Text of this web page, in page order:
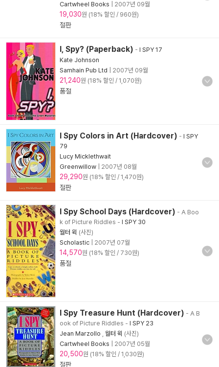
Cartwheel Books
2007년 09월
19,030원 (18% 할인 / 960원)
절판
I, Spy? (Paperback) - I SPY 17
Kate Johnson
Samhain Pub Ltd
2007년 09월
21,240원 (18% 할인 / 1,070원)
품절
I Spy Colors in Art (Hardcover) - I SPY
79
Lucy Micklethwait
Greenwillow
2007년 08월
29,290원 (18% 할인 / 1,470원)
절판
I Spy School Days (Hardcover) - A Boo
k of Picture Riddles - I SPY 30
월터 윅 (사진)
Scholastic
2007년 07월
14,570원 (18% 할인 / 730원)
품절
I Spy Treasure Hunt (Hardcover) - A B
ook of Picture Riddles - I SPY 23
Jean Marzollo
월터 윅 (사진)
Cartwheel Books
2007년 05월
20,500원 (18% 할인 / 1,030원)
절판